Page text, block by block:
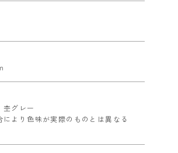
杢グレー
より色味が実際のものとは異なる